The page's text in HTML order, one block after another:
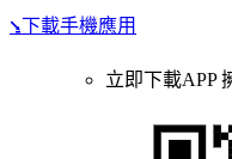
⭸下載手機應用
立即下載APP